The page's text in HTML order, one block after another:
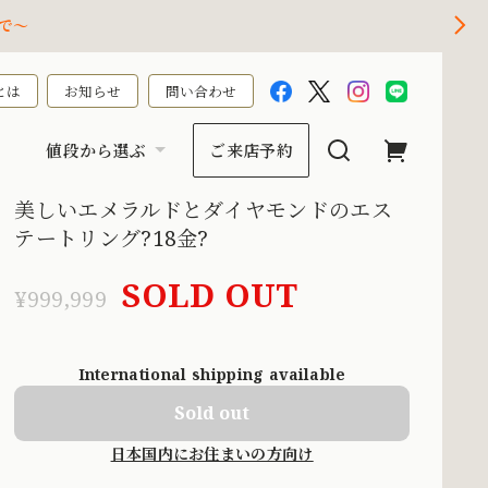
～
は お知らせ 問い合わせ
値段から選ぶ ご来店予約
美しいエメラルドとダイヤモンドのエス
テートリング?18金?
¥999,999 SOLD OUT
International shipping available
Sold out
日本国内にお住まいの方向け